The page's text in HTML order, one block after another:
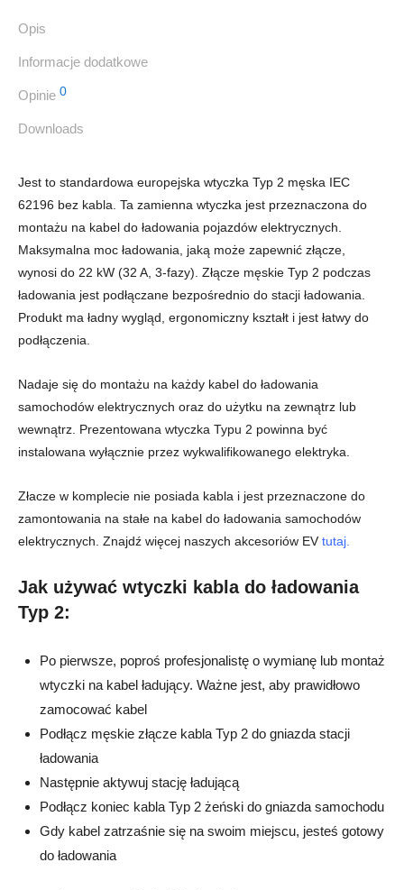
Opis
Informacje dodatkowe
Opinie 0
Downloads
Jest to standardowa europejska wtyczka Typ 2 męska ‎IEC
62196 bez kabla. Ta zamienna wtyczka jest przeznaczona do
montażu na kabel do ładowania pojazdów elektrycznych.
Maksymalna moc ładowania, jaką może zapewnić złącze,
wynosi do 22 kW (32 A, 3-fazy). Złącze męskie Typ 2 podczas
ładowania jest podłączane bezpośrednio do stacji ładowania.
Produkt ma ładny wygląd, ergonomiczny kształt i jest łatwy do
podłączenia.
Nadaje się do montażu na każdy kabel do ładowania
samochodów elektrycznych oraz do użytku na zewnątrz lub
wewnątrz. Prezentowana wtyczka Typu 2 powinna być
instalowana wyłącznie przez wykwalifikowanego elektryka.
Złacze w komplecie nie posiada kabla i jest przeznaczone do
zamontowania na stałe na kabel do ładowania samochodów
elektrycznych. Znajdź więcej naszych akcesoriów EV tutaj.
Jak używać wtyczki kabla do ładowania
Typ 2:
Po pierwsze, poproś profesjonalistę o wymianę lub montaż
wtyczki na kabel ładujący. Ważne jest, aby prawidłowo
zamocować kabel
Podłącz męskie złącze kabla Typ 2 do gniazda stacji
ładowania
Następnie aktywuj stację ładującą
Podłącz koniec kabla Typ 2 żeński do gniazda samochodu
Gdy kabel zatrzaśnie się na swoim miejscu, jesteś gotowy
do ładowania